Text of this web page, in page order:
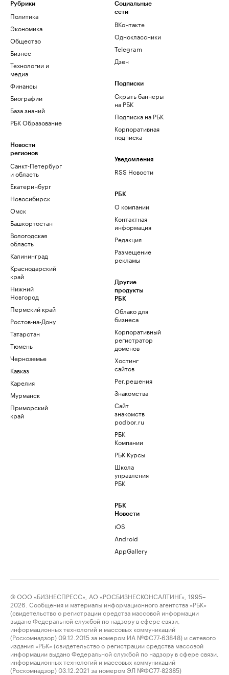
Рубрики
Политика
Экономика
Общество
Бизнес
Технологии и
медиа
Финансы
Биографии
База знаний
РБК Образование
Новости
регионов
Санкт-Петербург
и область
Екатеринбург
Новосибирск
Омск
Башкортостан
Вологодская
область
Калининград
Краснодарский
край
Нижний
Новгород
Пермский край
Ростов-на-Дону
Татарстан
Тюмень
Черноземье
Кавказ
Карелия
Мурманск
Приморский
край
Социальные
сети
ВКонтакте
Одноклассники
Telegram
Дзен
Подписки
Скрыть баннеры
на РБК
Подписка на РБК
Корпоративная
подписка
Уведомления
RSS Новости
РБК
О компании
Контактная
информация
Редакция
Размещение
рекламы
Другие
продукты
РБК
Облако для
бизнеса
Корпоративный
регистратор
доменов
Хостинг
сайтов
Рег.решения
Знакомства
Сайт
знакомств
podbor.ru
РБК
Компании
РБК Курсы
Школа
управления
РБК
РБК
Новости
iOS
Android
AppGallery
© ООО «БИЗНЕСПРЕСС», АО «РОСБИЗНЕСКОНСАЛТИНГ», 1995–
2026. Сообщения и материалы информационного агентства «РБК»
(свидетельство о регистрации средства массовой информации
выдано Федеральной службой по надзору в сфере связи,
информационных технологий и массовых коммуникаций
(Роскомнадзор) 09.12.2015 за номером ИА №ФС77-63848) и сетевого
издания «РБК» (свидетельство о регистрации средства массовой
информации выдано Федеральной службой по надзору в сфере связи,
информационных технологий и массовых коммуникаций
(Роскомнадзор) 03.12.2021 за номером ЭЛ №ФС77-82385)